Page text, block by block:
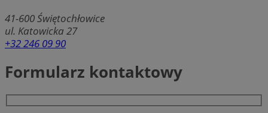
41-600Świętochłowice
ul. Katowicka 27
+32 246 09 90
Formularz kontaktowy